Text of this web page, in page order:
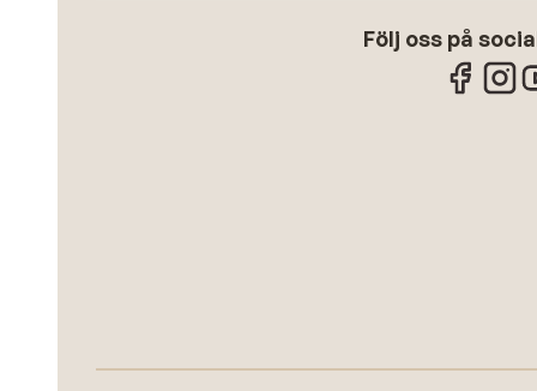
Följ oss på